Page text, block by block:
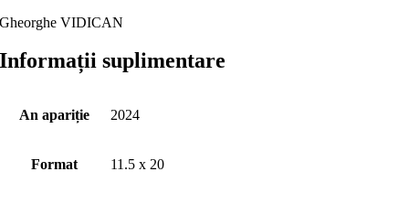
Gheorghe VIDICAN
Informații suplimentare
An apariție 2024
Format 11.5 x 20